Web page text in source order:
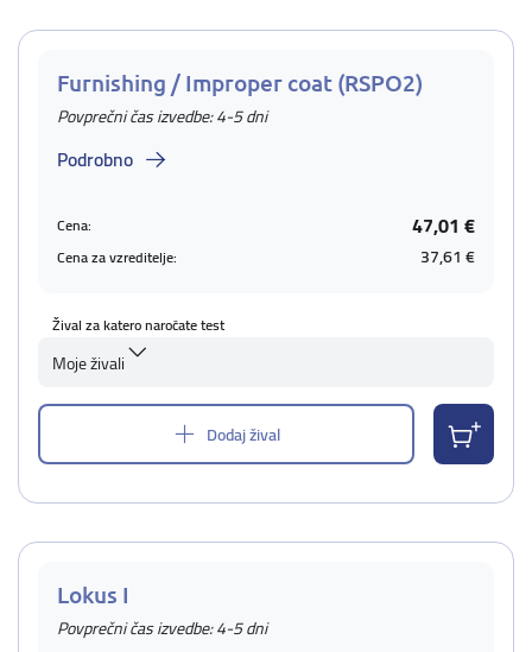
Furnishing / Improper coat (RSPO2)
Povprečni čas izvedbe: 4-5 dni
Podrobno
Cena: 47,01 €
Cena za vzreditelje: 37,61 €
Žival za katero naročate test
Moje živali
Dodaj žival
Lokus I
Povprečni čas izvedbe: 4-5 dni